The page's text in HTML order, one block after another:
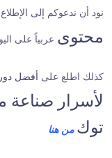
نود أن ندعوكم إلى
محتوى عربياً على
كذلك اطلع على أفضل
لأسرار صناعة
توك من هنا